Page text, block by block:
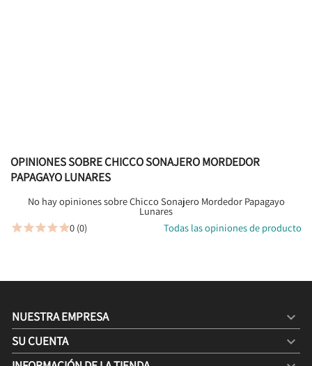
OPINIONES SOBRE CHICCO SONAJERO MORDEDOR
PAPAGAYO LUNARES
No hay opiniones sobre Chicco Sonajero Mordedor Papagayo
Lunares
0 (0) Todas las opiniones de producto
NUESTRA EMPRESA 
SU CUENTA 